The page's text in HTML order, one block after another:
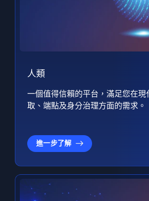
人類
一個值得信賴的平台，滿足您在現
取、端點及身分治理方面的需求。
進一步了解